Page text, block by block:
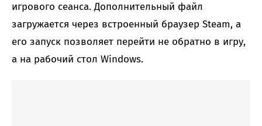
игрового сеанса. Дополнительный файл
загружается через встроенный браузер Steam, а
его запуск позволяет перейти не обратно в игру,
а на рабочий стол Windows.